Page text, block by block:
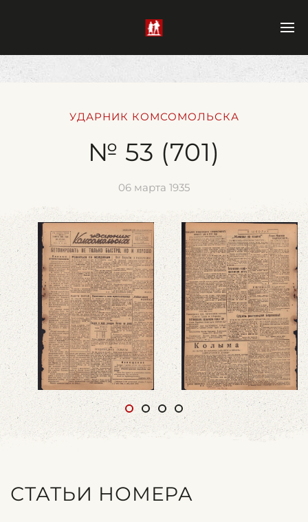
УДАРНИК КОМСОМОЛЬСКА
№ 53 (701)
06 марта 1935
СТАТЬИ НОМЕРА